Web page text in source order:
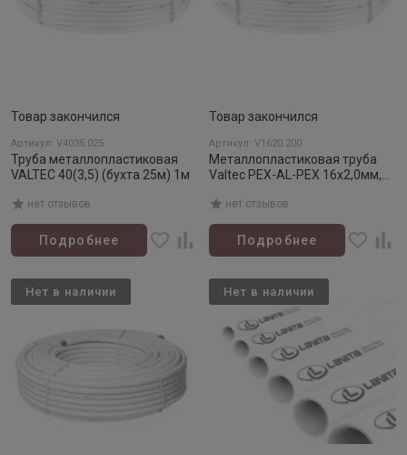
Товар закончился
Артикул: V4035.025
Труба металлопластиковая
VALTEC 40(3,5) (бухта 25м) 1м
нет отзывов
Подробнее
Товар закончился
Артикул: V1620.200
Металлопластиковая труба
Valtec PEX-AL-PEX 16х2,0мм,
нет отзывов
Подробнее
Нет в наличии Нет в наличии